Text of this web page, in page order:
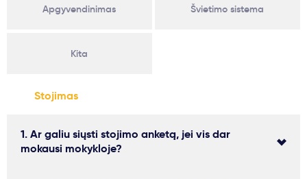
Paslaugos
Kodėl Kastu?
Naujienos
Apgyvendinimas Švietimo sistema
Kita
Stojimas
1. Ar galiu siųsti stojimo anketą, jei vis dar
mokausi mokykloje?